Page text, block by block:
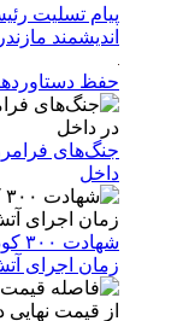
پیام تسلیت
اندیشمند
حفظ
جنگ‌های
داخل
زمان اجرای